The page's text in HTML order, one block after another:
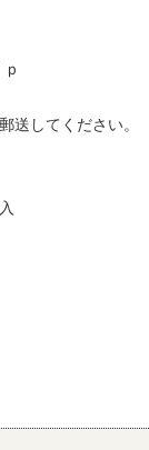
送してください。